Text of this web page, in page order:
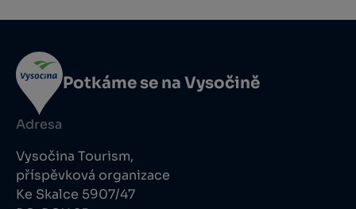
Potkáme se na Vysočině
Adresa
Vysočina Tourism,
příspěvková organizace
Ke Skalce 5907/47